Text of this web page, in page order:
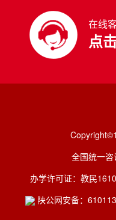
在线
点
全国统一
办学许可证：教民
陕公网安备：